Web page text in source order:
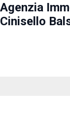
Agenzia
Cinisello